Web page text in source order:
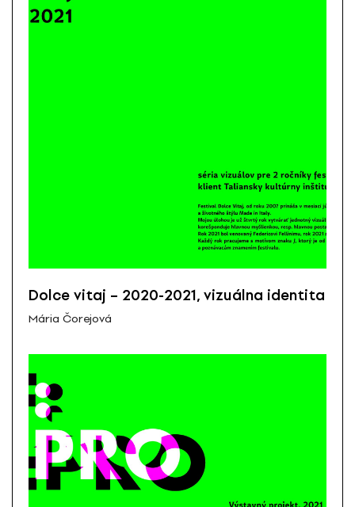
Dolce vitaj – 2020-2021, vizuálna identita
Mária Čorejová